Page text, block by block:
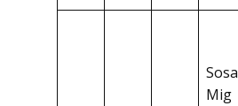
Sosa
Mig